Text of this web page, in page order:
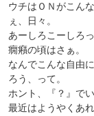
ウチはＯＮがこん
ぇ、日々。
あーしろこーしろ
癇癪の頃はさぁ。
なんでこんな自由
ろう、って。
ホント、『？』で
最近はようやくあれ